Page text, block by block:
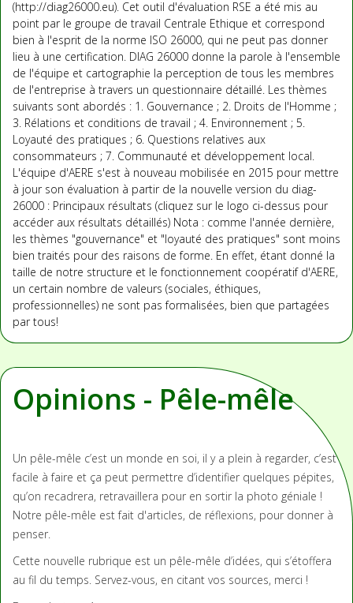
(http://diag26000.eu). Cet outil d'évaluation RSE a été mis au
point par le groupe de travail Centrale Ethique et correspond
bien à l'esprit de la norme ISO 26000, qui ne peut pas donner
lieu à une certification. DIAG 26000 donne la parole à l'ensemble
de l'équipe et cartographie la perception de tous les membres
de l'entreprise à travers un questionnaire détaillé. Les thèmes
suivants sont abordés : 1. Gouvernance ; 2. Droits de l'Homme ;
3. Rélations et conditions de travail ; 4. Environnement ; 5.
Loyauté des pratiques ; 6. Questions relatives aux
consommateurs ; 7. Communauté et développement local.
L'équipe d'AERE s'est à nouveau mobilisée en 2015 pour mettre
à jour son évaluation à partir de la nouvelle version du diag-
26000 : Principaux résultats (cliquez sur le logo ci-dessus pour
accéder aux résultats détaillés) Nota : comme l'année dernière,
les thèmes "gouvernance" et "loyauté des pratiques" sont moins
bien traités pour des raisons de forme. En effet, étant donné la
taille de notre structure et le fonctionnement coopératif d'AERE,
un certain nombre de valeurs (sociales, éthiques,
professionnelles) ne sont pas formalisées, bien que partagées
par tous!
Opinions - Pêle-mêle
Un pêle-mêle c’est un monde en soi, il y a plein à regarder, c’est
facile à faire et ça peut permettre d’identifier quelques pépites,
qu’on recadrera, retravaillera pour en sortir la photo géniale !
Notre pêle-mêle est fait d'articles, de réflexions, pour donner à
penser.
Cette nouvelle rubrique est un pêle-mêle d’idées, qui s’étoffera
au fil du temps. Servez-vous, en citant vos sources, merci !